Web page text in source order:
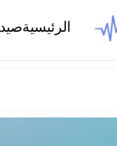
الرئيسية